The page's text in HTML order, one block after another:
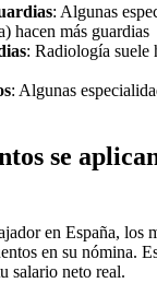
: Algunas
hacen más guardias
: Radiología suele
: Algunas
se
en España, los
en su nómina.
salario neto real.